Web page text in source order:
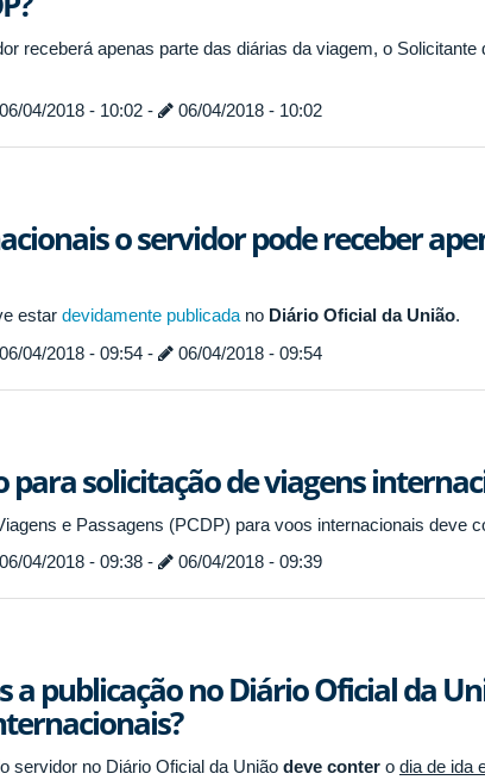
receberá apenas parte das diárias da viagem, o Solicitante
06/04/2018 - 10:02 - 06/04/2018 - 10:02
o servidor pode receber
estar devidamente publicada no Diário Oficial da União.
06/04/2018 - 09:54 - 06/04/2018 - 09:54
para solicitação de viagens
e Passagens (PCDP) para voos internacionais deve
06/04/2018 - 09:38 - 06/04/2018 - 09:39
a publicação no Diário Oficial da
servidor no Diário Oficial da União deve conter o dia de ida